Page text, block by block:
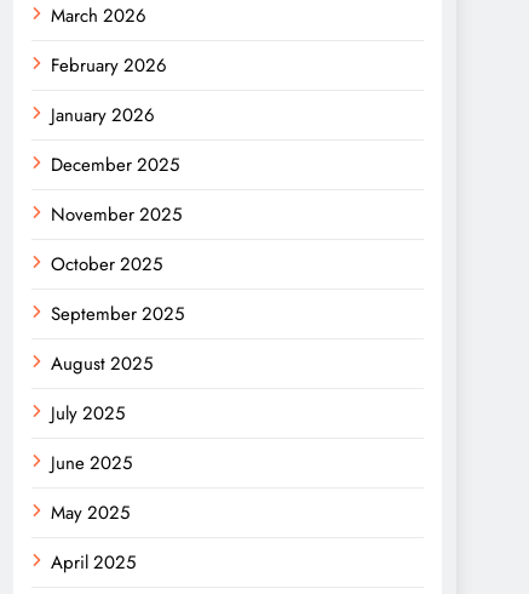
March 2026
February 2026
January 2026
December 2025
November 2025
October 2025
September 2025
August 2025
July 2025
June 2025
May 2025
April 2025